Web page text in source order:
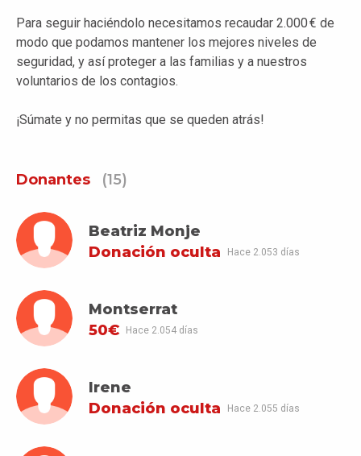
Para seguir haciéndolo necesitamos recaudar 2.000 € de
modo que podamos mantener los mejores niveles de
seguridad, y así proteger a las familias y a nuestros
voluntarios de los contagios.
¡Súmate y no permitas que se queden atrás!
Donantes (15)
Beatriz Monje
Donación oculta
Hace 2.053 días
Montserrat
50€
Hace 2.054 días
Irene
Donación oculta
Hace 2.055 días